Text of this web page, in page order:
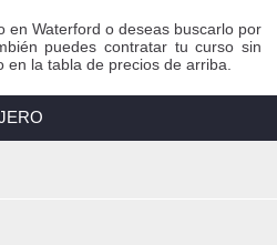
en Waterford o deseas buscarlo por
puedes contratar tu curso sin
la tabla de precios de arriba.